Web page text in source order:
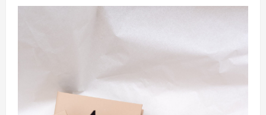
відбулася
«Жінка
тисячоліття»